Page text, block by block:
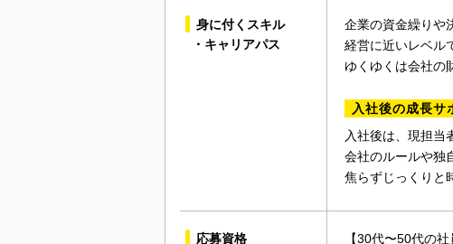
身に付くスキル
・キャリアパス
企業の資金繰りや
経営に近いレベル
ゆくゆくは会社の
入社後の成長サ
入社後は、現担当
会社のルールや独
焦らずじっくりと
応募資格
【30代〜50代の社